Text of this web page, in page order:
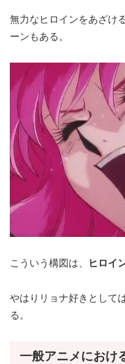
無力なヒロインをあざけ
ーンもある。
こういう構図は、 ヒロイ
やはりリョナ好きとして
る。
一般アニメにおけ